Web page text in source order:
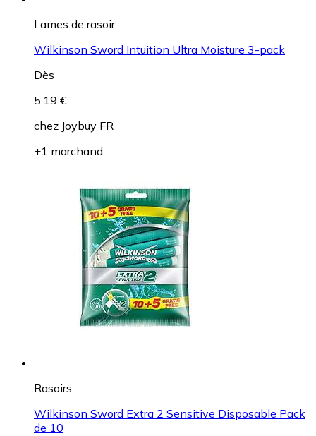
Lames de rasoir
Wilkinson Sword Intuition Ultra Moisture 3-pack
Dès
5,19 €
chez Joybuy FR
+1 marchand
Rasoirs
Wilkinson Sword Extra 2 Sensitive Disposable Pack
de 10